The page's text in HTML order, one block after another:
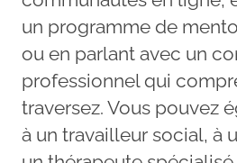
un programme de
ou en parlant avec un
professionnel qui
traversez. Vous pouvez
à un travailleur social, à